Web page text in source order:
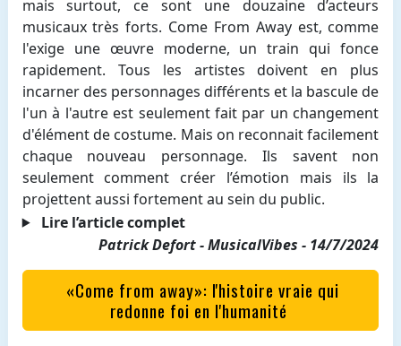
mais surtout, ce sont une douzaine d’acteurs
musicaux très forts. Come From Away est, comme
l'exige une œuvre moderne, un train qui fonce
rapidement. Tous les artistes doivent en plus
incarner des personnages différents et la bascule de
l'un à l'autre est seulement fait par un changement
d'élément de costume. Mais on reconnait facilement
chaque nouveau personnage. Ils savent non
seulement comment créer l’émotion mais ils la
projettent aussi fortement au sein du public.
Lire l’article complet
Patrick Defort - MusicalVibes - 14/7/2024
«Come from away»: l'histoire vraie qui
redonne foi en I'humanité